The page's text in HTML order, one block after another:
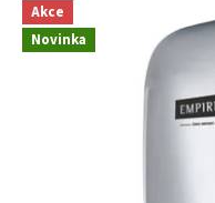
Akce
Novinka